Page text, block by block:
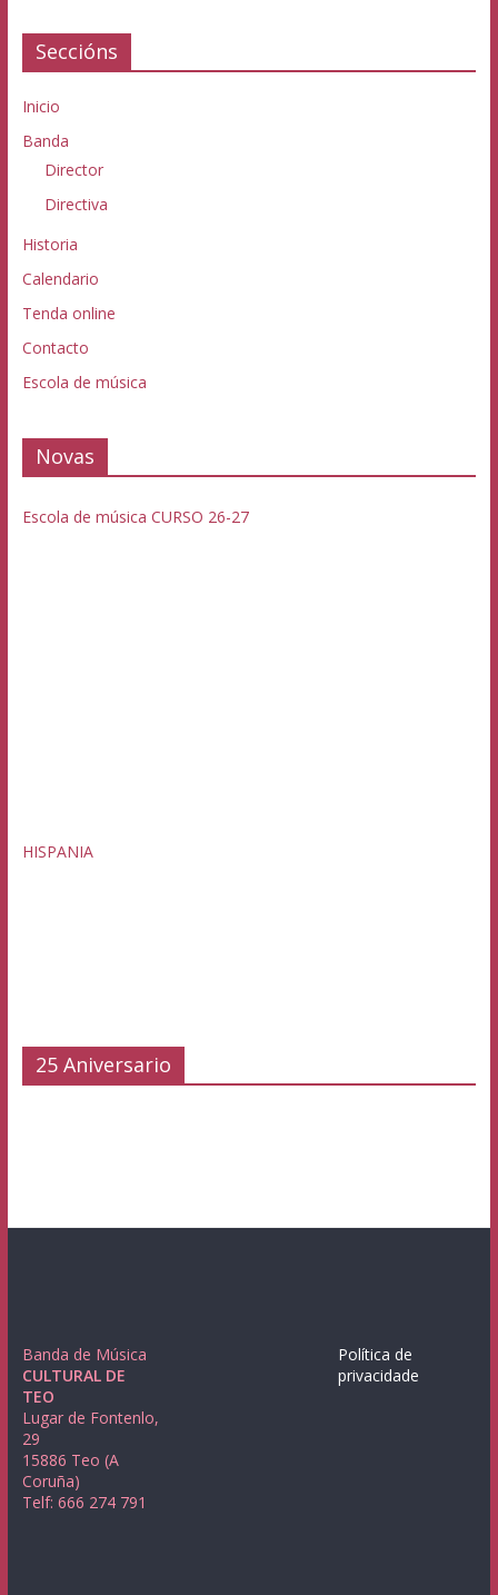
Seccións
Inicio
Banda
Director
Directiva
Historia
Calendario
Tenda online
Contacto
Escola de música
Novas
Escola de música CURSO 26-27
HISPANIA
25 Aniversario
Banda de Música
CULTURAL DE
TEO
Lugar de Fontenlo,
29
15886 Teo (A
Coruña)
Telf: 666 274 791
Política de
privacidade